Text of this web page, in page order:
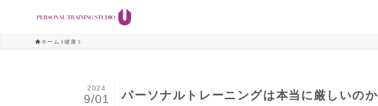
ホーム 健康
パーソナルトレーニングは本当に厳しいのか
2024
9/01